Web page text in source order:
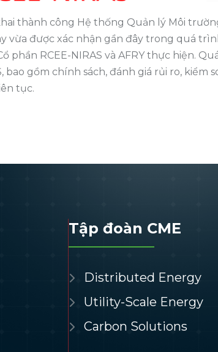
thành công Hệ thống Quản lý Môi
vừa được xác nhận gần đây trong quá
phần RCEE-NIRAS và AFRY thực hiện.
bao gồm chính sách, đánh giá rủi ro, kiểm
tục.
Tập đoàn CME
Distributed Energy
Utility-Scale Energy
Carbon Solutions